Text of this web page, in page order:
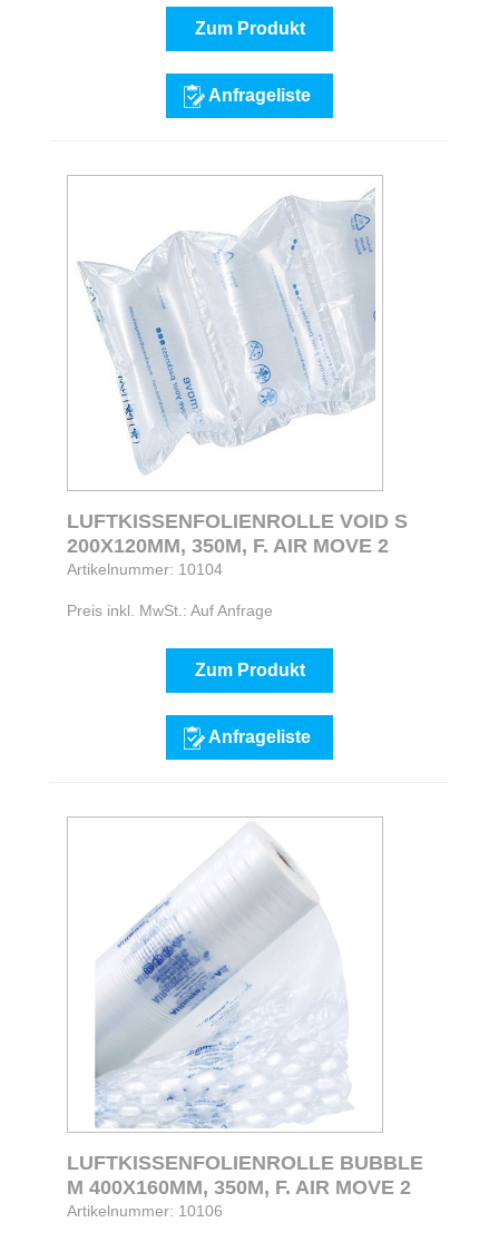
Zum Produkt
Anfrageliste
LUFTKISSENFOLIENROLLE VOID S
200X120MM, 350M, F. AIR MOVE 2
Artikelnummer: 10104
Preis inkl. MwSt.: Auf Anfrage
Zum Produkt
Anfrageliste
LUFTKISSENFOLIENROLLE BUBBLE
M 400X160MM, 350M, F. AIR MOVE 2
Artikelnummer: 10106